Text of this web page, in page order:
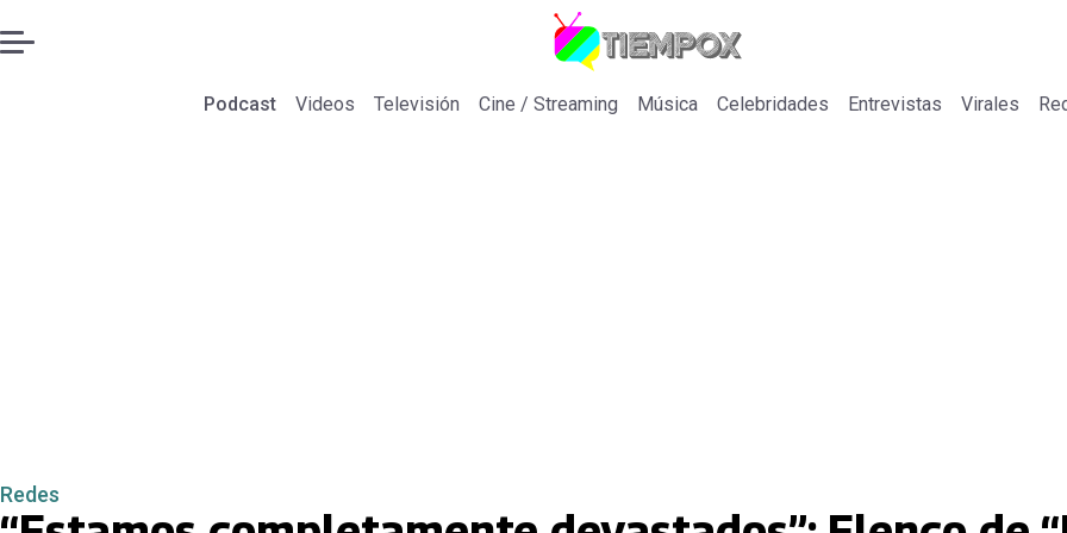
Podcast Videos Televisión Cine / Streaming Música Celebridades Entrevistas Virales
Redes